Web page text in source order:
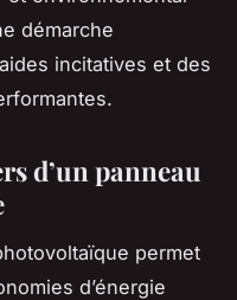
démarche
incitatives et des
d’un panneau
permet
d’énergie